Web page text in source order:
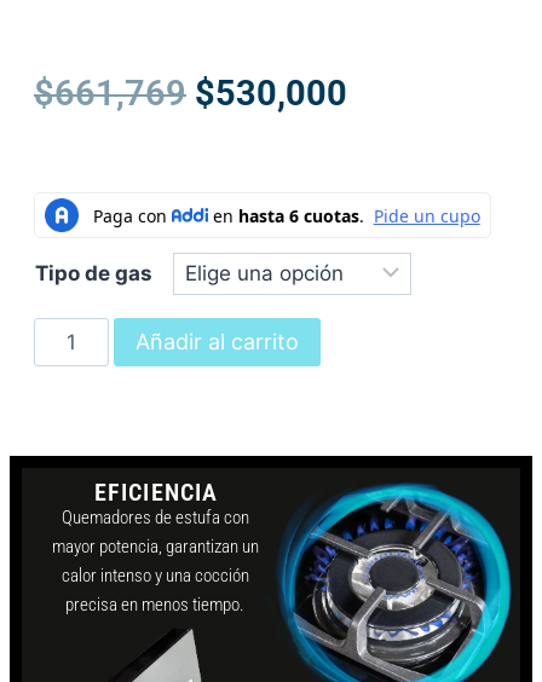
$661,769 $530,000
Tipo de gas
Añadir al carrito
EFICIENCIA
Quemadores de estufa con
mayor potencia, garantizan un
calor intenso y una cocción
precisa en menos tiempo.